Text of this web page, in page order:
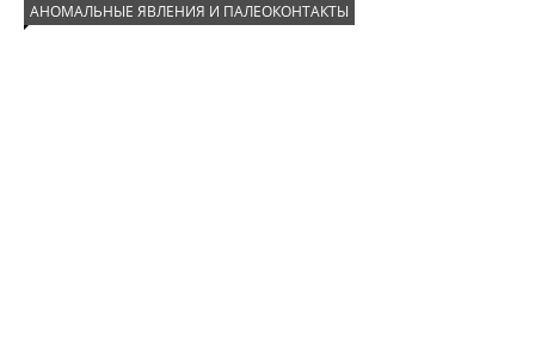
АНОМАЛЬНЫЕ ЯВЛЕНИЯ И ПАЛЕОКОНТАКТЫ